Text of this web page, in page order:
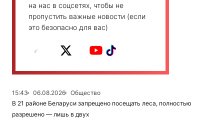
на нас в соцсетях, чтобы не
пропустить важные новости (если
это безопасно для вас)
15:43 06.08.2026
Общество
В 21 районе Беларуси запрещено посещать леса, полностью
разрешено — лишь в двух